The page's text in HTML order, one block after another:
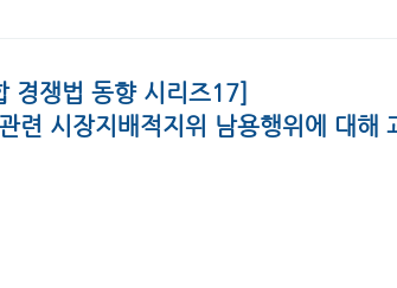
경쟁법 동향 시리즈17]
련 시장지배적지위 남용행위에 대해